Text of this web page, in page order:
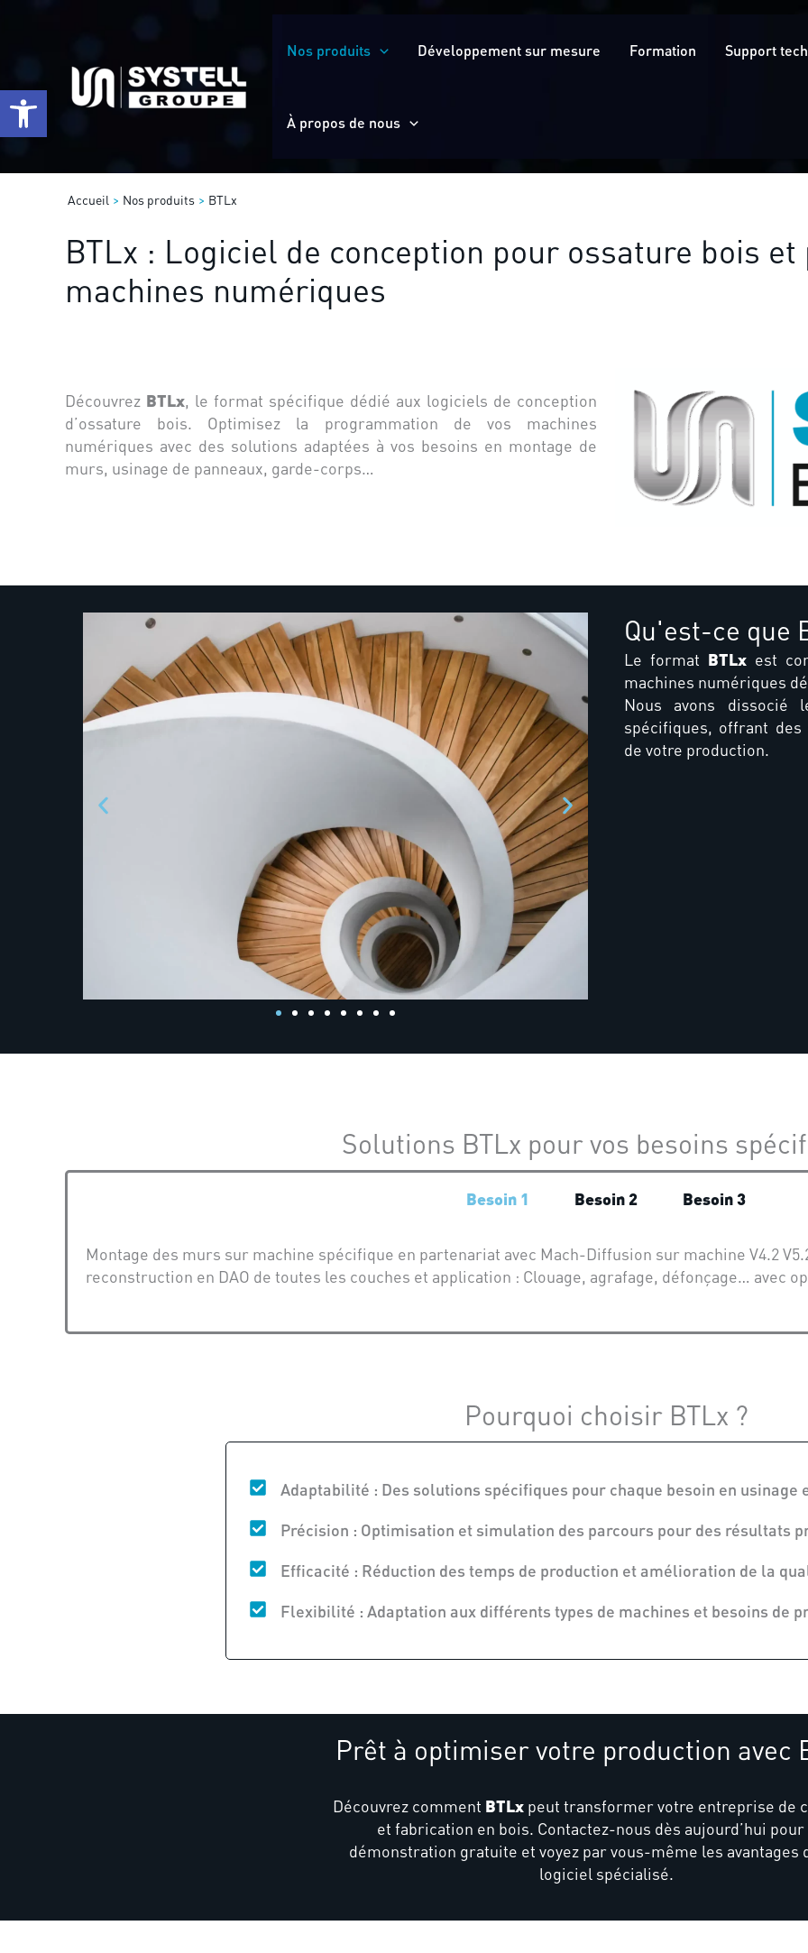
Ouvrir la barre d’outils
Nos produits Développement sur mesure Formation Support
À propos de nous
Accueil Nos produits BTLx
BTLx : Logiciel de conception pour ossature bois
machines numériques
Découvrez BTLx, le format spécifique dédié aux logiciels de conception
d’ossature bois. Optimisez la programmation de vos machines
numériques avec des solutions adaptées à vos besoins en montage de
murs, usinage de panneaux, garde-corps…
Qu'est-ce que
Le format BTLx est
machines numériques
Nous avons dissocié
spécifiques, offrant
de votre production.
Solutions BTLx pour vos besoins
Besoin 1 Besoin 2 Besoin 3
Montage des murs sur machine spécifique en partenariat avec Mach-Diffusion sur machine V4.2
reconstruction en DAO de toutes les couches et application : Clouage, agrafage, défonçage… avec
Pourquoi choisir BTLx ?
Adaptabilité : Des solutions spécifiques pour chaque besoin en usinage
Précision : Optimisation et simulation des parcours pour des résultats
Efficacité : Réduction des temps de production et amélioration de la
Flexibilité : Adaptation aux différents types de machines et besoins de
Prêt à optimiser votre production avec
Découvrez comment BTLxpeut transformer votre entreprise de
et fabrication en bois. Contactez-nous dès aujourd’hui pour
démonstration gratuite et voyez par vous-même les avantages
logiciel spécialisé.